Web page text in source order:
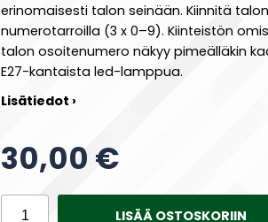
erinomaisesti talon seinään. Kiinnitä
numerotarroilla (3 x 0–9). Kiinteistön
talon osoitenumero näkyy pimeälläkin
E27-kantaista led-lamppua.
Lisätiedot ›
30,00 €
LISÄÄ OSTOSKORIIN